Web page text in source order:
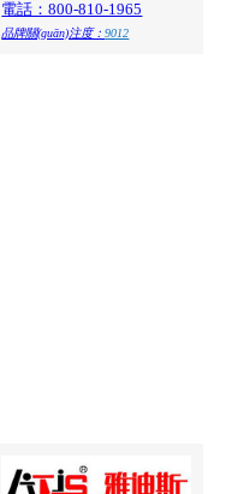
電話：800-810-1965
品牌關(guān)注度：9012